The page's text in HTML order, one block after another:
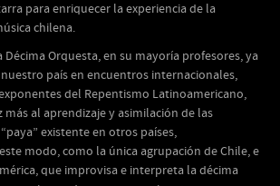
para enriquecer la experiencia de la
chilena.
Décima Orquesta, en su mayoría profesores, ya
país en encuentros internacionales,
del Repentismo Latinoamericano,
más al aprendizaje y asimilación de las
existente en otros países,
modo, como la única agrupación de Chile, e
que improvisa e interpreta la décima